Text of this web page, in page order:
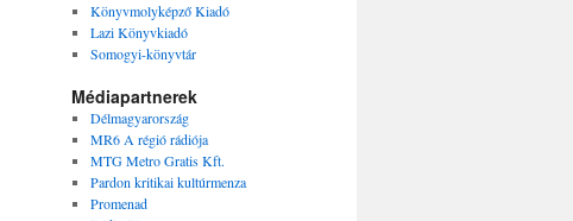
Könyvmolyképző Kiadó
Lazi Könyvkiadó
Somogyi-könyvtár
Médiapartnerek
Délmagyarország
MR6 A régió rádiója
MTG Metro Gratis Kft.
Pardon kritikai kultúrmenza
Promenad